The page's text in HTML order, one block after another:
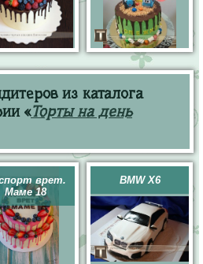
из каталога
«Торты на день
врет.
Маме 18
BMW X6